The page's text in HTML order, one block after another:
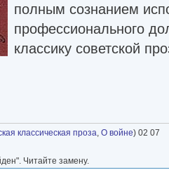
полным сознанием
профессионального
классику советской
классическая проза, О войне) 02 07
Читайте замену.